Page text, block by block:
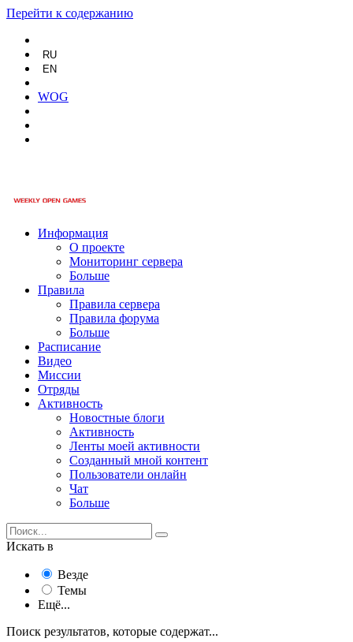
Перейти к содержанию
RU
EN
WOG
Информация
О проекте
Мониторинг сервера
Больше
Правила
Правила сервера
Правила форума
Больше
Расписание
Видео
Миссии
Отряды
Активность
Новостные блоги
Активность
Ленты моей активности
Созданный мной контент
Пользователи онлайн
Чат
Больше
Искать в
Везде
Темы
Ещё...
Поиск результатов, которые содержат...